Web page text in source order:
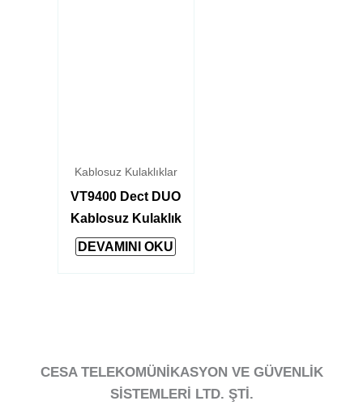
Kablosuz Kulaklıklar
VT9400 Dect DUO
Kablosuz Kulaklık
DEVAMINI OKU
CESA TELEKOMÜNİKASYON VE GÜVENLİK
SİSTEMLERİ LTD. ŞTİ.